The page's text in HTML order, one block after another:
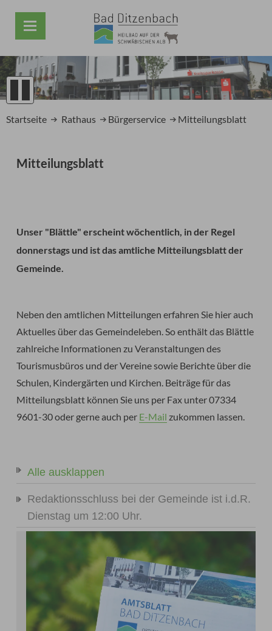
PrevNext
Startseite Rathaus Bürgerservice Mitteilungsblatt
Mitteilungsblatt
Unser "Blättle" erscheint wöchentlich, in der Regel
donnerstags und ist das amtliche Mitteilungsblatt der
Gemeinde.
Neben den amtlichen Mitteilungen erfahren Sie hier auch
Aktuelles über das Gemeindeleben. So enthält das Blättle
zahlreiche Informationen zu Veranstaltungen des
Tourismusbüros und der Vereine sowie Berichte über die
Schulen, Kindergärten und Kirchen. Beiträge für das
Mitteilungsblatt können Sie uns per Fax unter 07334
9601-30 oder gerne auch per E-Mail zukommen lassen.
Alle ausklappen
Redaktionsschluss bei der Gemeinde ist i.d.R.
Dienstag um 12:00 Uhr.